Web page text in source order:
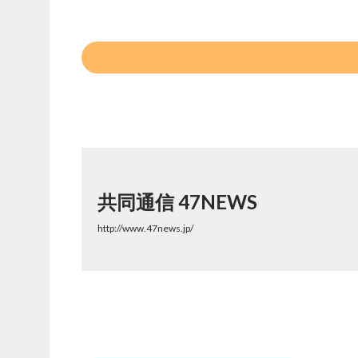
共同通信 47NEWS
http://www.47news.jp/